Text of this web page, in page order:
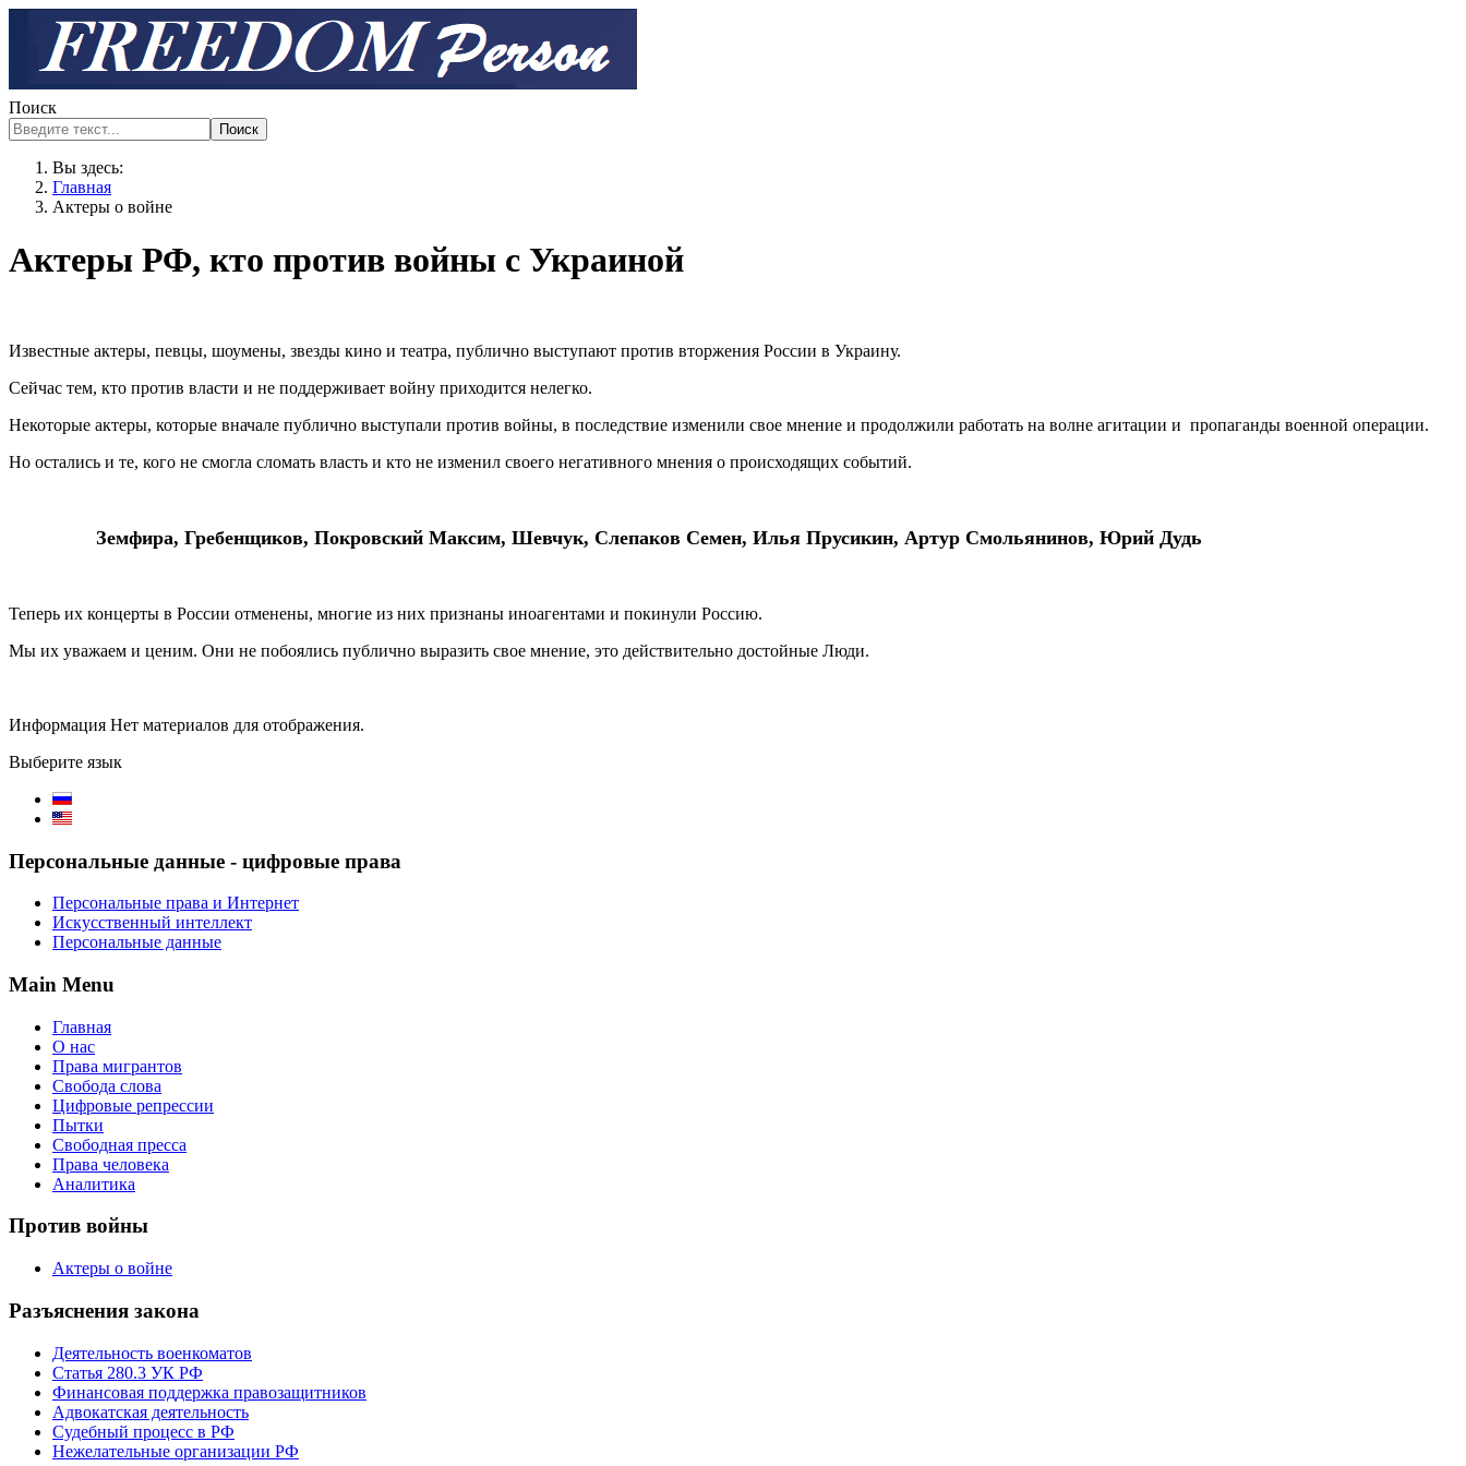
Поиск
Поиск
Вы здесь:
Главная
Актеры о войне
Актеры РФ, кто против войны с Украиной
Известные актеры, певцы, шоумены, звезды кино и театра, публично выступают против вторжения России в Украину.
Сейчас тем, кто против власти и не поддерживает войну приходится нелегко.
Некоторые актеры, которые вначале публично выступали против войны, в последствие изменили свое мнение и продолжили работать на волне агитации и пропаганды военной операции.
Но остались и те, кого не смогла сломать власть и кто не изменил своего негативного мнения о происходящих событий.
Земфира, Гребенщиков, Покровский Максим, Шевчук, Слепаков Семен, Илья Прусикин, Артур Смольянинов, Юрий Дудь
Теперь их концерты в России отменены, многие из них признаны иноагентами и покинули Россию.
Мы их уважаем и ценим. Они не побоялись публично выразить свое мнение, это действительно достойные Люди.
Информация Нет материалов для отображения.
Выберите язык
Персональные данные - цифровые права
Персональные права и Интернет
Искусственный интеллект
Персональные данные
Main Menu
Главная
О нас
Права мигрантов
Свобода слова
Цифровые репрессии
Пытки
Свободная пресса
Права человека
Аналитика
Против войны
Актеры о войне
Разъяснения закона
Деятельность военкоматов
Статья 280.3 УК РФ
Финансовая поддержка правозащитников
Адвокатская деятельность
Судебный процесс в РФ
Нежелательные организации РФ